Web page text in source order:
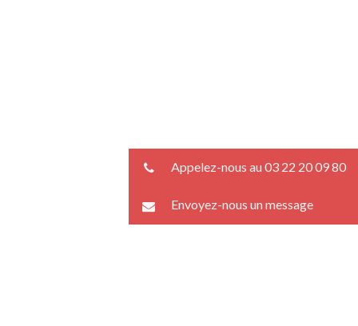
Appelez-nous au 03 22 20 09 80
Envoyez-nous un message